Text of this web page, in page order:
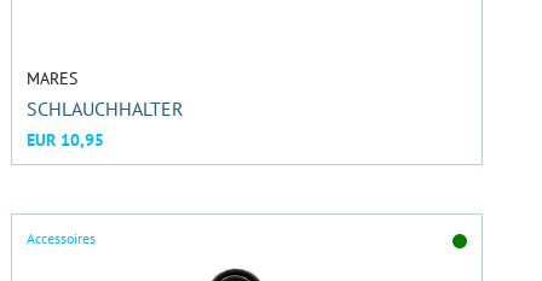
MARES
SCHLAUCHHALTER
EUR 10,95
Accessoires